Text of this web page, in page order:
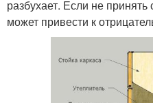
разбухает. Если не
может привести к